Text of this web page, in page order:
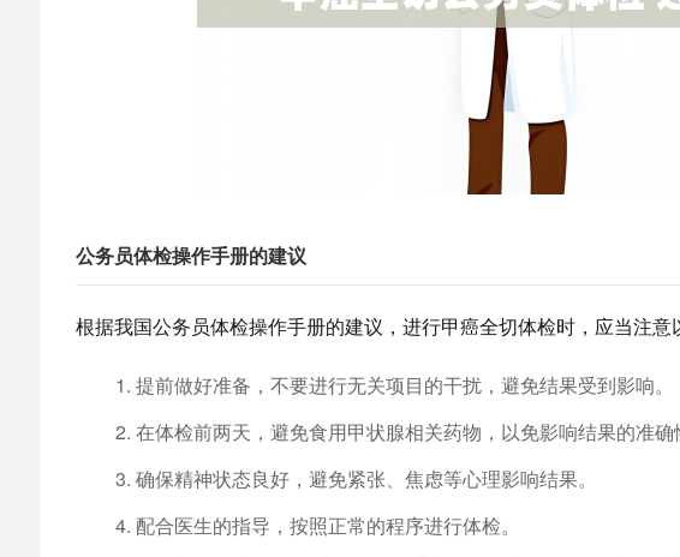
公务员体检操作手册的建议
根据我国公务员体检操作手册的建议，进行甲癌全切体检时，应当注意
提前做好准备，不要进行无关项目的干扰，避免结果受到影响。
在体检前两天，避免食用甲状腺相关药物，以免影响结果的准确
确保精神状态良好，避免紧张、焦虑等心理影响结果。
配合医生的指导，按照正常的程序进行体检。